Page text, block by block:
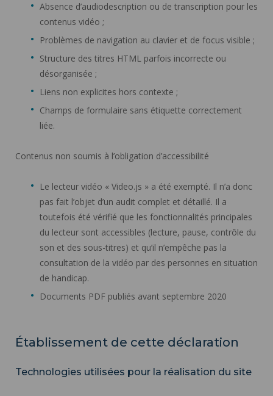
Absence d’audiodescription ou de transcription pour les
contenus vidéo ;
Problèmes de navigation au clavier et de focus visible ;
Structure des titres HTML parfois incorrecte ou
désorganisée ;
Liens non explicites hors contexte ;
Champs de formulaire sans étiquette correctement
liée.
Contenus non soumis à l’obligation d’accessibilité
Le lecteur vidéo « Video.js » a été exempté. Il n’a donc
pas fait l’objet d’un audit complet et détaillé. Il a
toutefois été vérifié que les fonctionnalités principales
du lecteur sont accessibles (lecture, pause, contrôle du
son et des sous-titres) et qu’il n’empêche pas la
consultation de la vidéo par des personnes en situation
de handicap.
Documents PDF publiés avant septembre 2020
Établissement de cette déclaration
Technologies utilisées pour la réalisation du site